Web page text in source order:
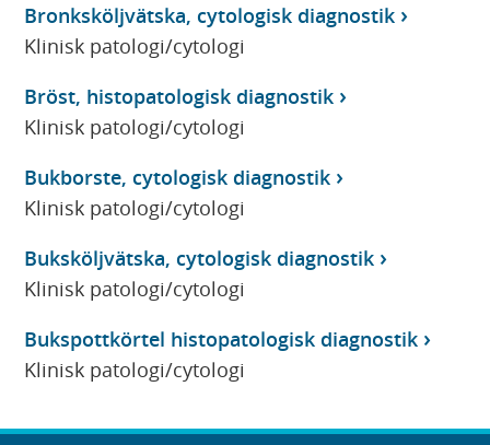
Bronksköljvätska, cytologisk diagnostik
Klinisk patologi/cytologi
Bröst, histopatologisk diagnostik
Klinisk patologi/cytologi
Bukborste, cytologisk diagnostik
Klinisk patologi/cytologi
Buksköljvätska, cytologisk diagnostik
Klinisk patologi/cytologi
Bukspottkörtel histopatologisk diagnostik
Klinisk patologi/cytologi